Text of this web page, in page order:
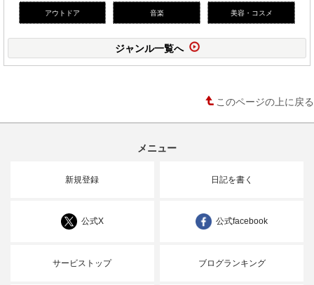
アウトドア 音楽 美容・コスメ
ジャンル一覧へ
このページの上に戻る
メニュー
新規登録 日記を書く
公式X 公式facebook
サービストップ ブログランキング